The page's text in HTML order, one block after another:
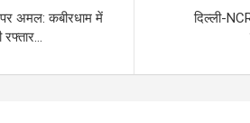
अमल: कबीरधाम में
रफ्तार…
दिल्ली-